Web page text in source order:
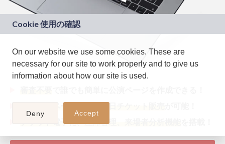
即日公演ページ公開
即日チケット販売
チケット電子化、座席管理、来場者分析機能
On our website we use some cookies. These are
necessary for our site to work properly and to give us
information about how our site is used.
Deny Accept